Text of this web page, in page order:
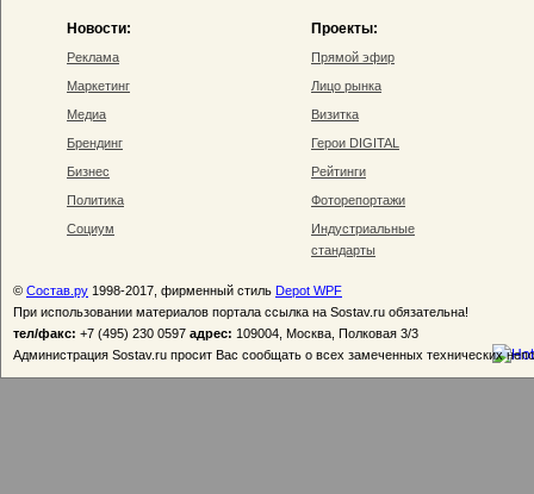
Новости:
Реклама
Маркетинг
Медиа
Брендинг
Бизнес
Политика
Социум
Проекты:
Прямой эфир
Лицо рынка
Визитка
Герои DIGITAL
Рейтинги
Фоторепортажи
Индустриальные
стандарты
© Состав.ру 1998-2017, фирменный стиль Depot WPF
При использовании материалов портала ссылка на Sostav.ru обязательна!
тел/факс: +7 (495) 230 0597 адрес: 109004, Москва, Полковая 3/3
Администрация Sostav.ru просит Вас сообщать о всех замеченных технических